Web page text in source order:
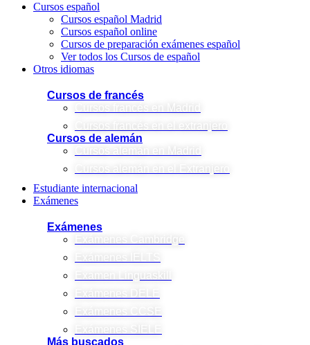
Cursos español
Cursos español Madrid
Cursos español online
Cursos de preparación exámenes español
Ver todos los Cursos de español
Otros idiomas
Cursos de francés
Cursos francés en Madrid
Cursos de alemán
Cursos alemán en Madrid
Cursos alemán en el Extranjero
Estudiante internacional
Exámenes
Exámenes
Exámenes Cambridge
Exámenes IELTS
Examen Linguaskill
Exámenes DELE
Exámenes CCSE
Exámenes SIELE
Más buscados